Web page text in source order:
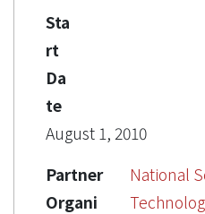
Sta
rt
Da
te
August 1, 2010
Partner
Organi
National